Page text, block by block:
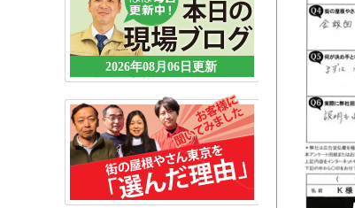
2026年08月06日更新